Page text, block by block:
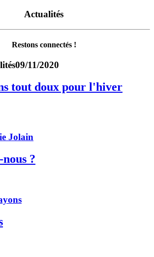
Actualités
Restons connectés !
09/11/2020
tout doux pour l'hiver
Jolain
?